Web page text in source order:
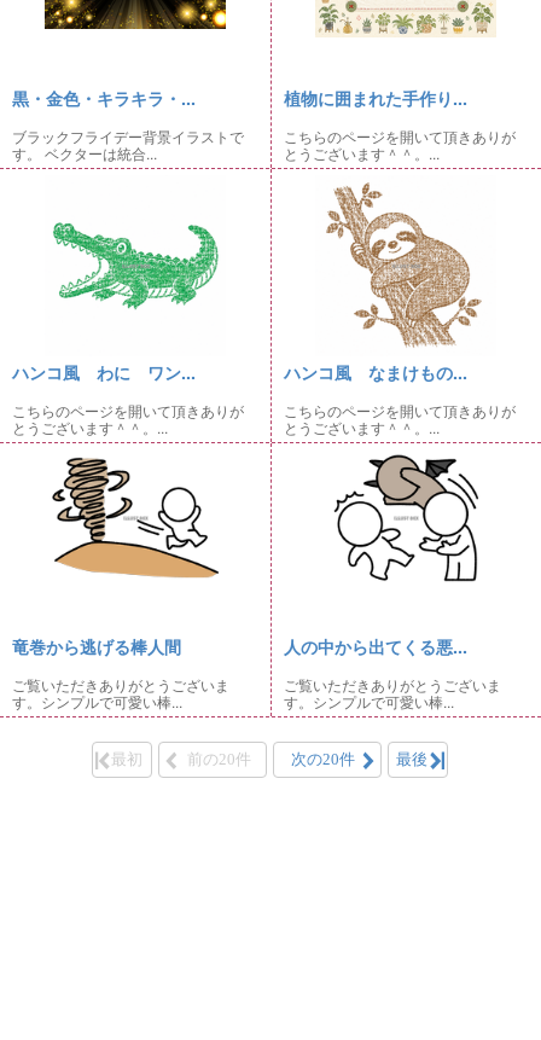
黒・金色・キラキラ・...
ブラックフライデー背景イラストで
す。 ベクターは統合...
植物に囲まれた手作り...
こちらのページを開いて頂きありが
とうございます＾＾。...
ハンコ風 わに ワン...
こちらのページを開いて頂きありが
とうございます＾＾。...
ハンコ風 なまけもの...
こちらのページを開いて頂きありが
とうございます＾＾。...
竜巻から逃げる棒人間
ご覧いただきありがとうございま
す。シンプルで可愛い棒...
人の中から出てくる悪...
ご覧いただきありがとうございま
す。シンプルで可愛い棒...
最初 前の20件 次の20件 最後